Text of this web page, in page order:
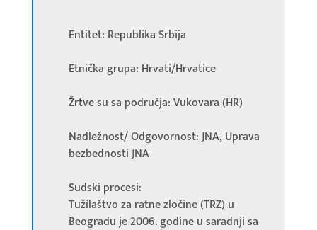
Entitet: Republika Srbija
Etnička grupa: Hrvati/Hrvatice
Žrtve su sa područja: Vukovara (HR)
Nadležnost/ Odgovornost: JNA, Uprava
bezbednosti JNA
Sudski procesi:
Tužilaštvo za ratne zločine (TRZ) u
Beogradu je 2006. godine u saradnji sa